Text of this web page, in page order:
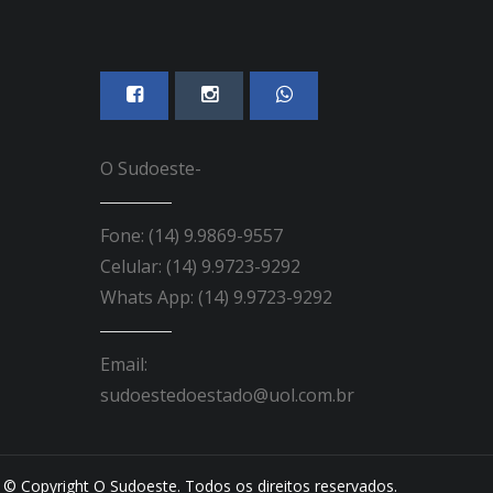
O Sudoeste-
Fone: (14) 9.9869-9557
Celular: (14) 9.9723-9292
Whats App: (14) 9.9723-9292
Email:
sudoestedoestado@uol.com.br
© Copyright O Sudoeste. Todos os direitos reservados.